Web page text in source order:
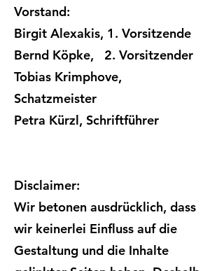
Vorstand:
Birgit Alexakis, 1. Vorsitzende
Bernd Köpke, 2. Vorsitzender
Tobias Krimphove,
Schatzmeister
Petra Kürzl, Schriftführer
Disclaimer:
Wir betonen ausdrücklich, dass
wir keinerlei Einfluss auf die
Gestaltung und die Inhalte